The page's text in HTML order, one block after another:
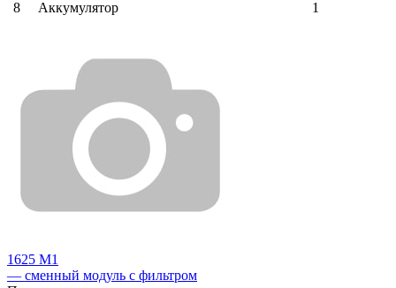
8
Аккумулятор 1
1625 М1
— сменный модуль с фильтром